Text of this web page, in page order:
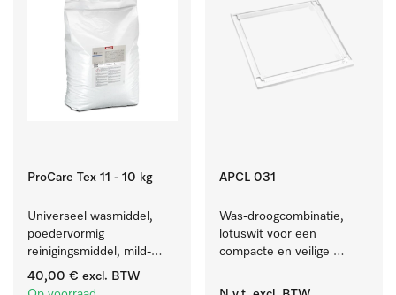
ProCare Tex 11 - 10 kg
Universeel wasmiddel,
poedervormig
reinigingsmiddel, mild-
alkalisch, 10 kg voor het
reinigen van wit wasgoed
40,00 € excl. BTW
APCL 031
Was-droogcombinatie,
lotuswit voor een
compacte en veilige
droogzuil.